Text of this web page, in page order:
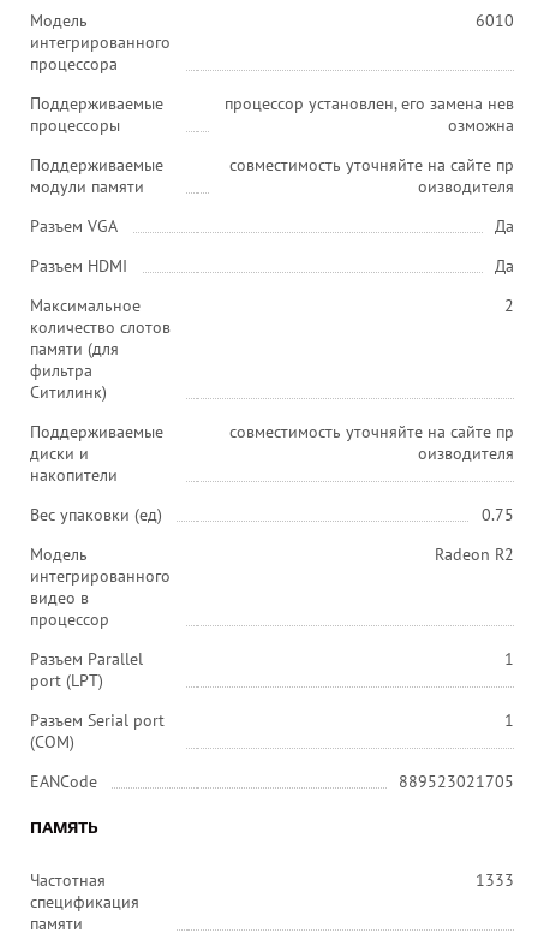
Модель
интегрированного
процессора
6010
Поддерживаемые
процессоры
процессор установлен, его замена нев
озможна
Поддерживаемые
модули памяти
совместимость уточняйте на сайте пр
оизводителя
Разъем VGA
Да
Разъем HDMI
Да
Максимальное
количество слотов
памяти (для
фильтра
Ситилинк)
2
Поддерживаемые
диски и
накопители
совместимость уточняйте на сайте пр
оизводителя
Вес упаковки (ед)
0.75
Модель
интегрированного
видео в
процессор
Radeon R2
Разъем Parallel
port (LPT)
1
Разъем Serial port
(COM)
1
EANCode 889523021705
ПАМЯТЬ
Частотная
спецификация
памяти
1333